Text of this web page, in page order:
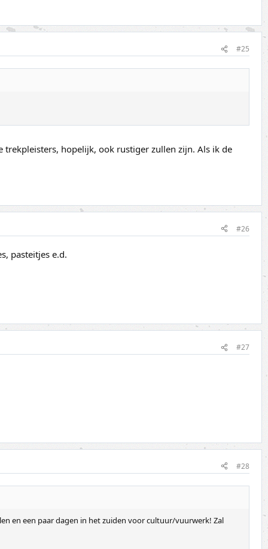
#25
hopelijk, ook rustiger zullen zijn. Als ik de
#26
pasteitjes e.d.
#27
#28
en een paar dagen in het zuiden voor cultuur/vuurwerk! Zal